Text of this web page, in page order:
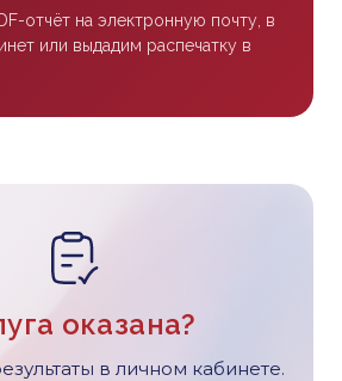
отчёт на электронную почту, в
или выдадим распечатку в
оказана?
в личном кабинете.